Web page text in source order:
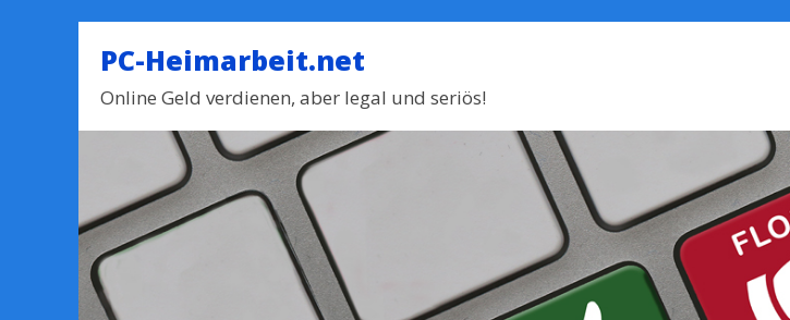
PC-Heimarbeit.net
Online Geld verdienen, aber legal und seriös!